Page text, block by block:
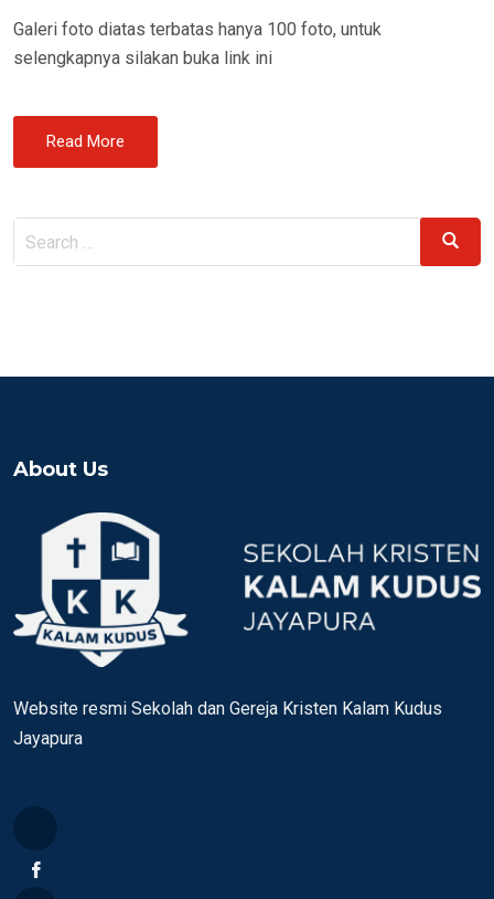
Galeri foto diatas terbatas hanya 100 foto, untuk
selengkapnya silakan buka link ini
Read More
Search
for:
Search
About Us
Website resmi Sekolah dan Gereja Kristen Kalam Kudus
Jayapura